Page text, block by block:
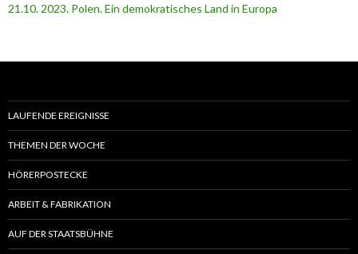
21.10. 2023. Polen. Ein demokratisches Land in Europa
LAUFENDE EREIGNISSE
THEMEN DER WOCHE
HÖRERPOSTECKE
ARBEIT & FABRIKATION
AUF DER STAATSBÜHNE